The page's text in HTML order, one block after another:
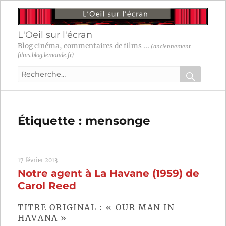
L'Oeil sur l'écran
Blog cinéma, commentaires de films ... (anciennement
films.blog.lemonde.fr)
Recherche
:
OK
Étiquette : mensonge
17 février 2013
Notre agent à La Havane (1959) de
Carol Reed
TITRE ORIGINAL : « OUR MAN IN
HAVANA »